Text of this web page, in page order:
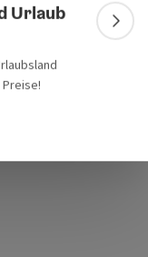
Urlaub